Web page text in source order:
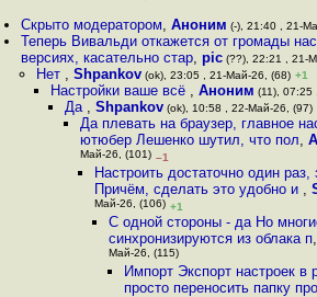
Скрыто модератором,Аноним (-), 21:40 , 21-
Теперь Вивальди откажется от громады
версиях, касательно стар,pic (??), 22:21 , 21-
Нет , Shpankov(ok), 23:05 , 21-Май-26, (68) +1
Настройки ваше всё , Аноним (11), 07:25
Да ,Shpankov (ok), 10:58 , 22-Май-26, (97)
Да плевать на браузер, главное
ютюбер Лешенко шутил, что пол,
Май-26, (101) –1
Настроить достаточно один раз,
Причём, сделать это удобно и ,
Май-26, (106) +1
С одной стороны - да Но
синхронизируются из облака п,
Май-26, (115)
Импорт Экспорт настроек в
просто переносить папку